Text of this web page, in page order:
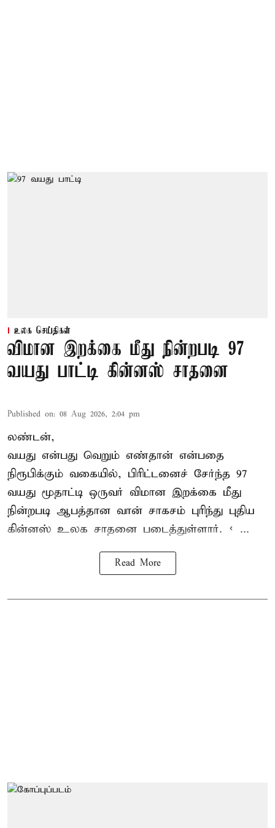
உலக செய்திகள்
விமான இறக்கை மீது நின்றபடி 97
வயது பாட்டி கின்னஸ் சாதனை
Published on: 08 Aug 2026, 2:04 pm
லண்டன்,
வயது என்பது வெறும் எண்தான் என்பதை
நிரூபிக்கும் வகையில், பிரிட்டனைச் சேர்ந்த 97
வயது மூதாட்டி ஒருவர் விமான இறக்கை மீது
நின்றபடி ஆபத்தான வான் சாகசம் புரிந்து புதிய
கின்னஸ் உலக சாதனை படைத்துள்ளார். < ...
Read More